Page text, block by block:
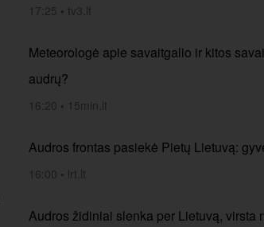
17:25 • tv3.lt
Meteorologė apie savaitgalio ir kitos
audrų?
16:20 • 15min.lt
Audros frontas pasiekė Pietų Lietuvą:
16:00 • lrt.lt
Audros židiniai slenka per Lietuvą, virsta